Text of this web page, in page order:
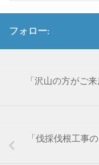
フォロー:
「沢山の方がご
「伐採伐根工事